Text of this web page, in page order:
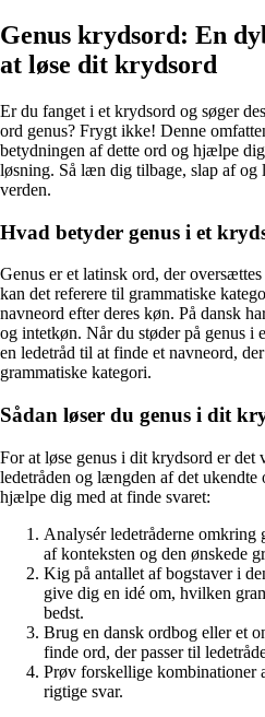
Genus krydsord: En
at løse dit krydsord
Er du fanget i et krydsord og søger
ord genus? Frygt ikke! Denne
betydningen af dette ord og hjælpe
løsning. Så læn dig tilbage, slap af og
verden.
Hvad betyder genus i et
Genus er et latinsk ord, der
kan det referere til grammatiske
navneord efter deres køn. På dansk
og intetkøn. Når du støder på genus i
en ledetråd til at finde et navneord,
grammatiske kategori.
Sådan løser du genus i dit
For at løse genus i dit krydsord er det
ledetråden og længden af det
hjælpe dig med at finde svaret:
Analysér ledetråderne omkring
af konteksten og den ønskede
Kig på antallet af bogstaver i
give dig en idé om, hvilken
bedst.
Brug en dansk ordbog eller et
finde ord, der passer til
Prøv forskellige kombinationer
rigtige svar.